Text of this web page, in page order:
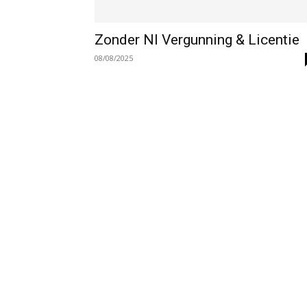
Zonder Nl Vergunning & Licentie
08/08/2025